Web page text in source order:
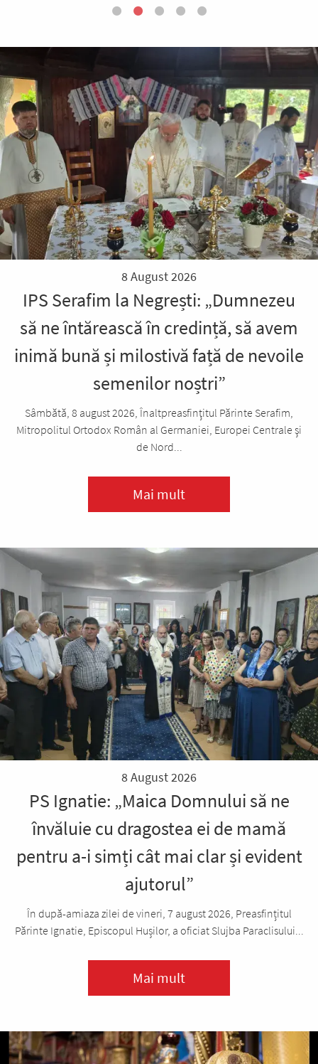
8 August 2026
IPS Serafim la Negrești: „Dumnezeu
să ne întărească în credință, să avem
inimă bună și milostivă față de nevoile
semenilor noștri”
Sâmbătă, 8 august 2026, Înaltpreasfinţitul Părinte Serafim,
Mitropolitul Ortodox Român al Germaniei, Europei Centrale şi
de Nord...
Mai mult
8 August 2026
PS Ignatie: „Maica Domnului să ne
învăluie cu dragostea ei de mamă
pentru a-i simți cât mai clar și evident
ajutorul”
În după-amiaza zilei de vineri, 7 august 2026, Preasfințitul
Părinte Ignatie, Episcopul Hușilor, a oficiat Slujba Paraclisului...
Mai mult